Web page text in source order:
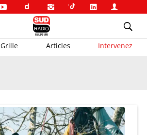
Grille Articles Intervenez